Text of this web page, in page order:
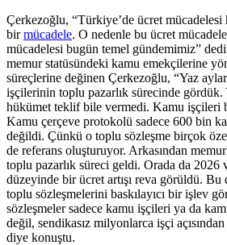
Çerkezoğlu, “Türkiye’de ücret mücadelesi
birmücadele. O nedenle bu ücret
mücadelesi bugün temel gündemimiz”
memur statüsündeki kamu emekçilerine
süreçlerine değinen Çerkezoğlu, “Yaz
işçilerinin toplu pazarlık sürecinde gördük.
hükümet teklif bile vermedi. Kamu işçileri
Kamu çerçeve protokolü sadece 600 bin
değildi. Çünkü o toplu sözleşme birçok
de referans oluşturuyor. Arkasından
toplu pazarlık süreci geldi. Orada da 2026
düzeyinde bir ücret artışı reva görüldü.
toplu sözleşmelerini baskılayıcı bir işlev
sözleşmeler sadece kamu işçileri ya da
değil, sendikasız milyonlarca işçi
diye konuştu.